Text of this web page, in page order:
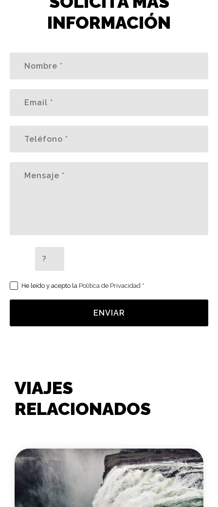
INFORMACIÓN
He leído y acepto la Política de Privacidad *
ENVIAR
VIAJES
RELACIONADOS